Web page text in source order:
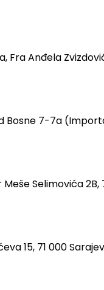
Fra Anđela
Bosne 7-7a
Meše Selimovića 2B,
15, 71 000